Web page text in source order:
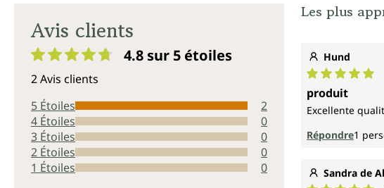
Avis clients
4.8 sur 5 étoiles
2 Avis clients
5 Étoiles
2
4 Étoiles
0
3 Étoiles
0
2 Étoiles
0
1 Étoiles
0
Les plus
Hund
Note
produit
Excellente
Répondre1
Sandra de